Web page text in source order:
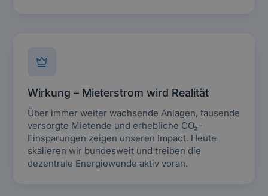
Wirkung – Mieterstrom wird Realität
Über immer weiter wachsende Anlagen, tausende
versorgte Mietende und erhebliche CO₂-
Einsparungen zeigen unseren Impact. Heute
skalieren wir bundesweit und treiben die
dezentrale Energiewende aktiv voran.